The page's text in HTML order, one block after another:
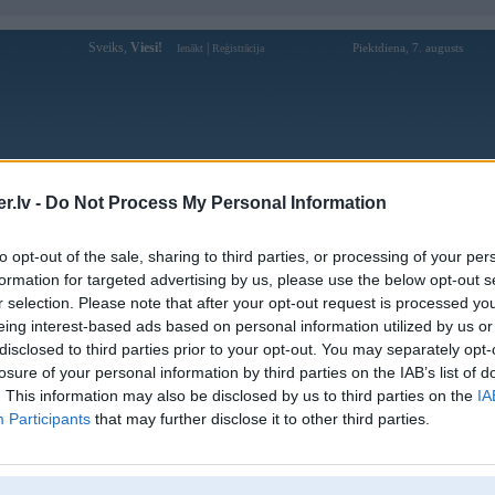
- Do Not Process My Personal Information
opt-out of the sale, sharing to third parties, or processing of your
for targeted advertising by us, please use the below opt-out
selection. Please note that after your opt-out request is processed
interest-based ads based on personal information utilized by us
to third parties prior to your opt-out. You may separately
of your personal information by third parties on the IAB’s list of
This information may also be disclosed by us to third parties on the
Participants that may further disclose it to other third parties.
Sveiks, Viesi! Ienākt Reģistrācija Piektdiena, 7. augusts
Forums Galerijas Reģistrācija Lietotāji
Lietotāja ee88free profils
Lietotājvārds:
ee88free
Ziņojumi forumā:
0
Pēdējie ziņojumi forumā